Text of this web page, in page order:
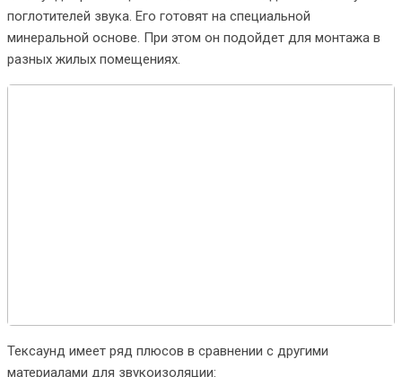
поглотителей звука. Его готовят на специальной
минеральной основе. При этом он подойдет для монтажа в
разных жилых помещениях.
Тексаунд имеет ряд плюсов в сравнении с другими
материалами для звукоизоляции: